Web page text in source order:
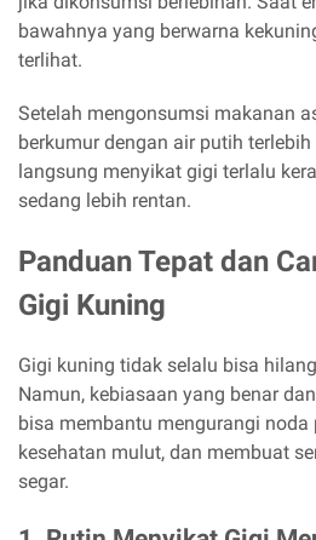
bawahnya yang berwarna
terlihat.
Setelah mengonsumsi makanan
berkumur dengan air putih
langsung menyikat gigi terlalu
sedang lebih rentan.
Panduan Tepat dan
Gigi Kuning
Gigi kuning tidak selalu bisa
Namun, kebiasaan yang benar
bisa membantu mengurangi noda
kesehatan mulut, dan membuat
segar.